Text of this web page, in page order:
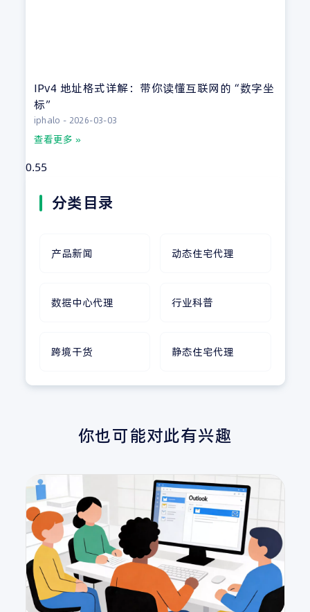
IPv4 地址格式详解：带你读懂互联网的“数字坐
标”
iphalo 2026-03-03
查看更多 »
分类目录
产品新闻 动态住宅代理
数据中心代理 行业科普
跨境干货 静态住宅代理
你也可能对此有兴趣